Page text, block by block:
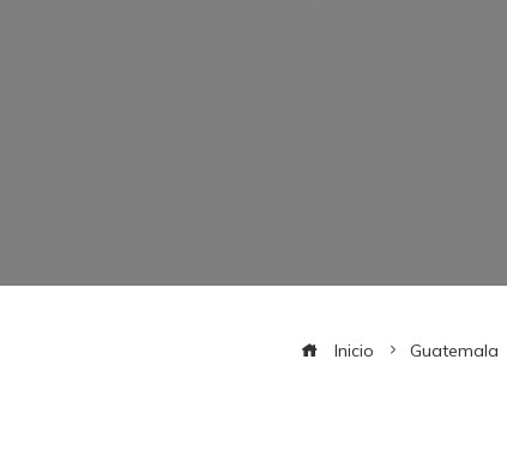
Inicio Guatemala